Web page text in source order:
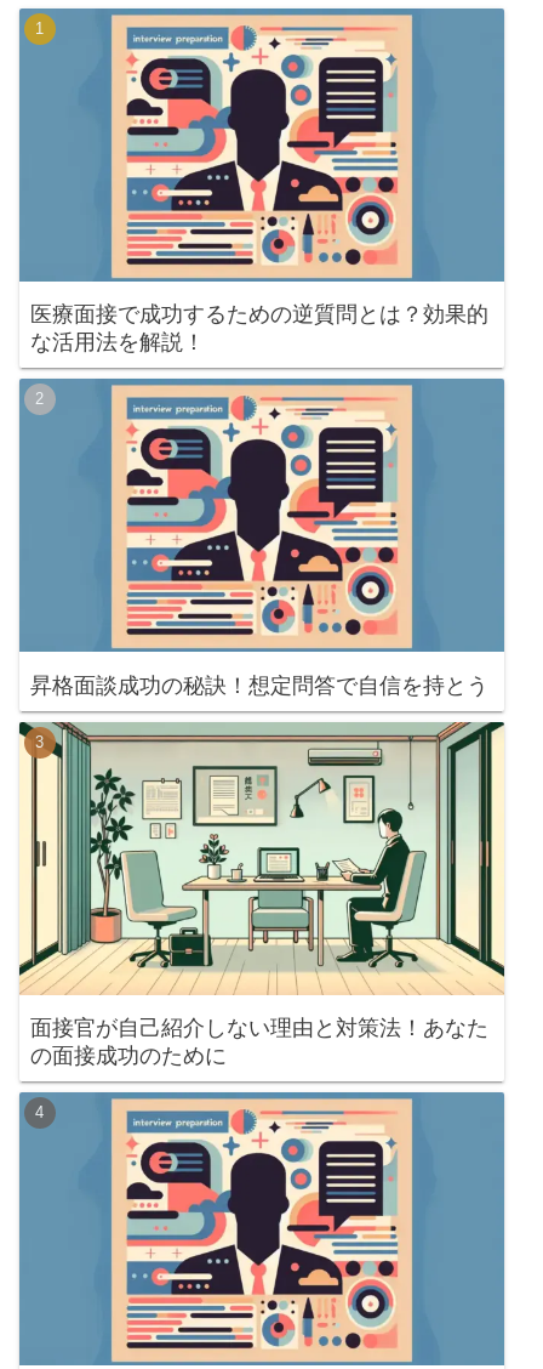
医療面接で成功するための逆質問とは？効果的
な活用法を解説！
昇格面談成功の秘訣！想定問答で自信を持とう
面接官が自己紹介しない理由と対策法！あなた
の面接成功のために